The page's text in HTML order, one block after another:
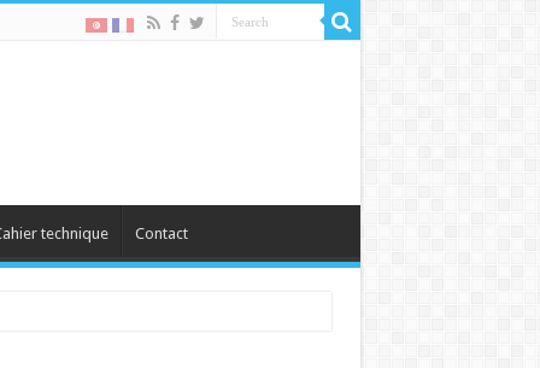
technique Contact